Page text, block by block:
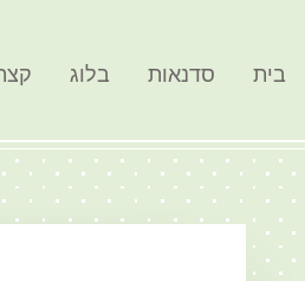
בית סדנאות בלוג